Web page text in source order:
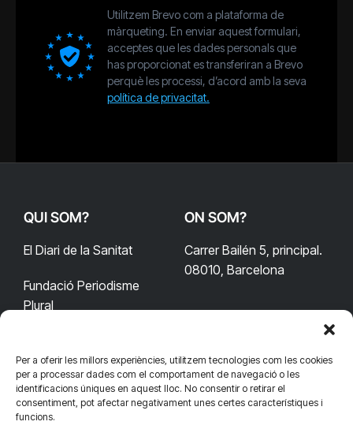
Per a oferir les millors experiències, utilitzem tecnologies com les cookies
per a processar dades com el comportament de navegació o les
identificacions úniques en aquest lloc. No consentir o retirar el
consentiment, pot afectar negativament unes certes característiques i
funcions.
Utilitzem Brevo com a plataforma de
màrqueting. En enviar aquest formulari,
acceptes que les dades personals que
has proporcionat es transferiran a Brevo
perquè les processi, d’acord amb la seva
política de privacitat.
QUI SOM?
El Diari de la Sanitat
Fundació Periodisme
Plural
ON SOM?
Carrer Bailén 5, principal.
08010, Barcelona
CONTACTA'NS
redaccio@diarisanitat.cat
CONNECTA